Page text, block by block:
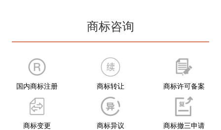
商标咨询
国内商标注册 商标转让 商标许可备案
商标变更 商标异议 商标撤三申请